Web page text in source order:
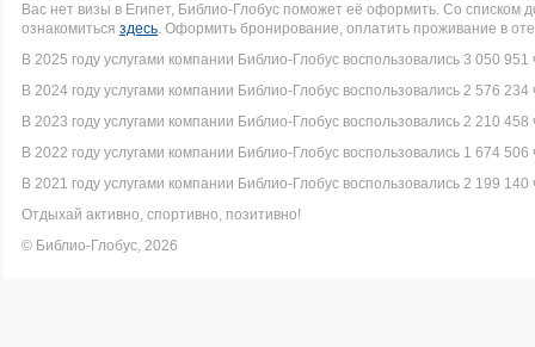
Вас нет визы в Египет, Библио-Глобус поможет её оформить. Со
ознакомиться здесь. Оформить бронирование, оплатить проживание в
В 2025 году услугами компании Библио-Глобус воспользовались 3 050 951
В 2024 году услугами компании Библио-Глобус воспользовались 2 576 234
В 2023 году услугами компании Библио-Глобус воспользовались 2 210 458
В 2022 году услугами компании Библио-Глобус воспользовались 1 674 506
В 2021 году услугами компании Библио-Глобус воспользовались 2 199 140
Отдыхай активно, спортивно, позитивно!
© Библио-Глобус, 2026